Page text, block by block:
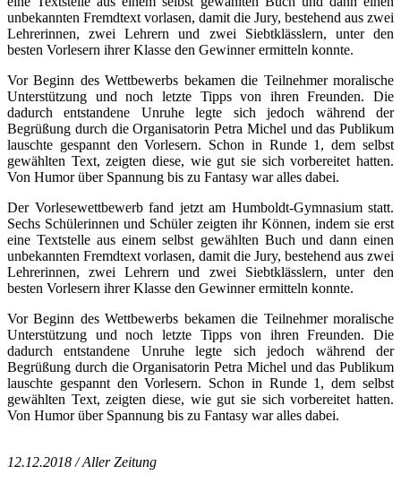
unbekannten Fremdtext vorlasen, damit die Jury, bestehend aus zwei
Lehrerinnen, zwei Lehrern und zwei Siebtklässlern, unter den
besten Vorlesern ihrer Klasse den Gewinner ermitteln konnte.
Vor Beginn des Wettbewerbs bekamen die Teilnehmer moralische
Unterstützung und noch letzte Tipps von ihren Freunden. Die
dadurch entstandene Unruhe legte sich jedoch während der
Begrüßung durch die Organisatorin Petra Michel und das Publikum
lauschte gespannt den Vorlesern. Schon in Runde 1, dem selbst
gewählten Text, zeigten diese, wie gut sie sich vorbereitet hatten.
Von Humor über Spannung bis zu Fantasy war alles dabei.
Der Vorlesewettbewerb fand jetzt am Humboldt-Gymnasium statt.
Sechs Schülerinnen und Schüler zeigten ihr Können, indem sie erst
eine Textstelle aus einem selbst gewählten Buch und dann einen
unbekannten Fremdtext vorlasen, damit die Jury, bestehend aus zwei
Lehrerinnen, zwei Lehrern und zwei Siebtklässlern, unter den
besten Vorlesern ihrer Klasse den Gewinner ermitteln konnte.
Vor Beginn des Wettbewerbs bekamen die Teilnehmer moralische
Unterstützung und noch letzte Tipps von ihren Freunden. Die
dadurch entstandene Unruhe legte sich jedoch während der
Begrüßung durch die Organisatorin Petra Michel und das Publikum
lauschte gespannt den Vorlesern. Schon in Runde 1, dem selbst
gewählten Text, zeigten diese, wie gut sie sich vorbereitet hatten.
Von Humor über Spannung bis zu Fantasy war alles dabei.
12.12.2018 / Aller Zeitung